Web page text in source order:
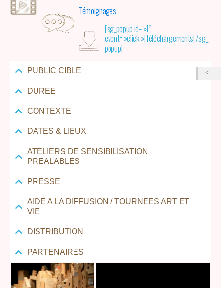
Témoignages
[sg_popup id= »1″
event= »click »]Téléchargements[/sg_
popup]
PUBLIC CIBLE
DUREE
CONTEXTE
DATES & LIEUX
ATELIERS DE SENSIBILISATION
PREALABLES
PRESSE
AIDE A LA DIFFUSION / TOURNEES ART ET
VIE
DISTRIBUTION
PARTENAIRES